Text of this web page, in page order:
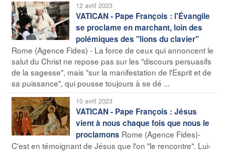
12 avril 2023
VATICAN - Pape François : l'Évangile
se proclame en marchant, loin des
polémiques des "lions du clavier"
Rome (Agence Fides) - La force de ceux qui annoncent le
salut du Christ ne repose pas sur les "discours persuasifs
de la sagesse", mais "sur la manifestation de l'Esprit et de
sa puissance", qui pousse toujours à se dé ...
10 avril 2023
VATICAN - Pape François : Jésus
vient à nous chaque fois que nous le
proclamons Rome (Agence Fides)-
C'est en témoignant de Jésus que l'on "le rencontre". Lui-